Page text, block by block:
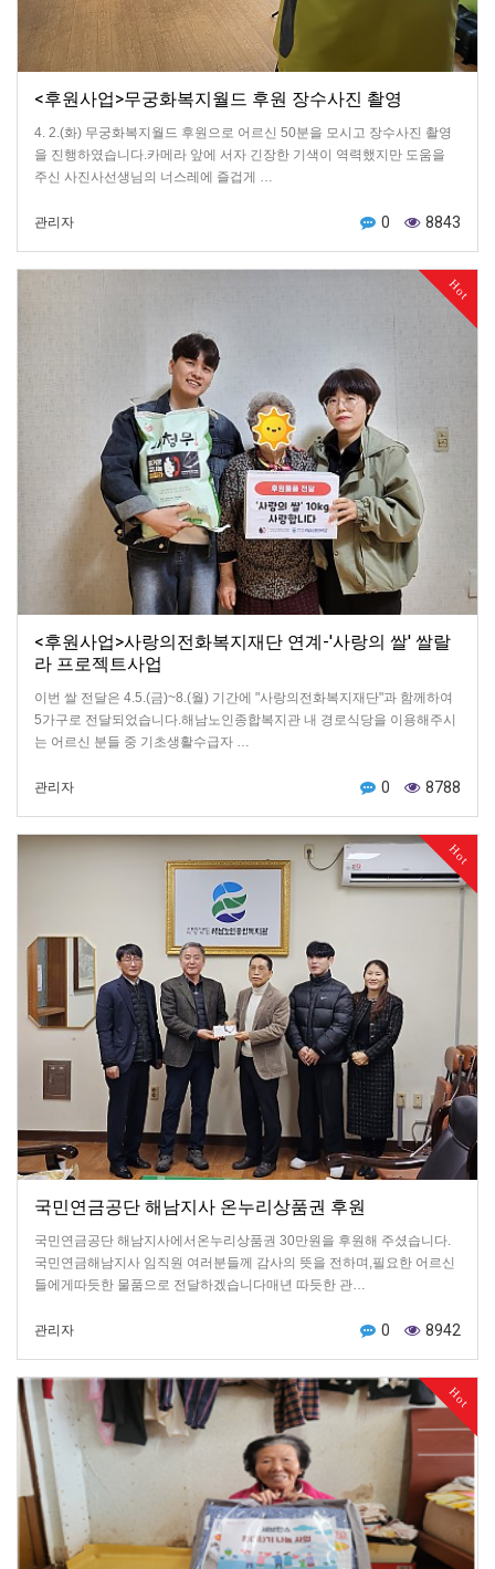
<후원사업>무궁화복지월드 후원 장수사진 촬영
4. 2.(화) 무궁화복지월드 후원으로 어르신 50분을 모시고 장수사진 촬영
을 진행하였습니다.카메라 앞에 서자 긴장한 기색이 역력했지만 도움을
주신 사진사선생님의 너스레에 즐겁게 …
관리자 0 8843
Hot
<후원사업>사랑의전화복지재단 연계-'사랑의 쌀' 쌀랄
라 프로젝트사업
이번 쌀 전달은 4.5.(금)~8.(월) 기간에 "사랑의전화복지재단"과 함께하여
5가구로 전달되었습니다.해남노인종합복지관 내 경로식당을 이용해주시
는 어르신 분들 중 기초생활수급자 …
관리자 0 8788
Hot
국민연금공단 해남지사 온누리상품권 후원
국민연금공단 해남지사에서온누리상품권 30만원을 후원해 주셨습니다.
국민연금해남지사 임직원 여러분들께 감사의 뜻을 전하며,필요한 어르신
들에게따듯한 물품으로 전달하겠습니다매년 따듯한 관…
관리자 0 8942
Hot